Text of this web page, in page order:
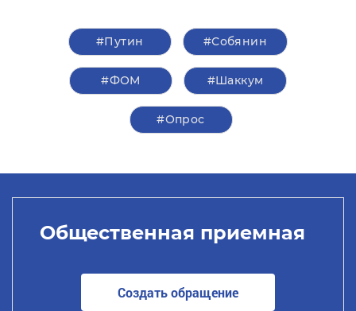
#Путин #Собянин
#ФОМ #Шаккум
#Опрос
Общественная приемная
Создать обращение